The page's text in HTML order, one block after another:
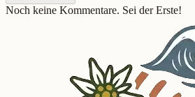
Noch keine Kommentare. Sei der Erste!